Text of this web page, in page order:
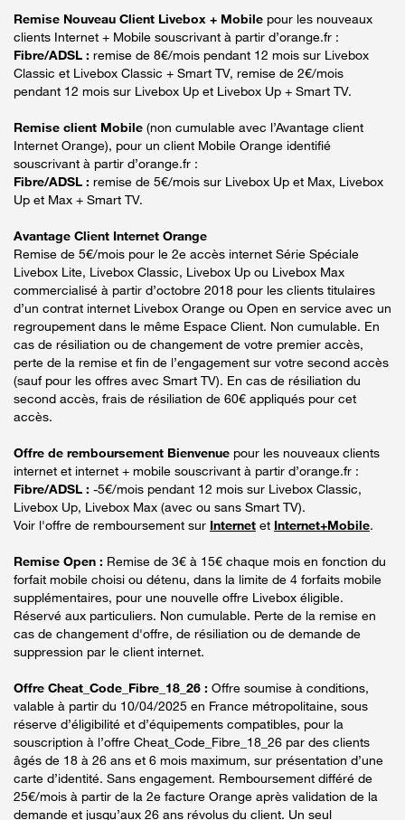
Remise Nouveau Client Livebox + Mobile pour les nouveaux
clients Internet + Mobile souscrivant à partir d’orange.fr :
Fibre/ADSL : remise de 8€/mois pendant 12 mois sur Livebox
Classic et Livebox Classic + Smart TV, remise de 2€/mois
pendant 12 mois sur Livebox Up et Livebox Up + Smart TV.
Remise client Mobile (non cumulable avec l’Avantage client
Internet Orange), pour un client Mobile Orange identifié
souscrivant à partir d’orange.fr :
Fibre/ADSL : remise de 5€/mois sur Livebox Up et Max, Livebox
Up et Max + Smart TV.
Avantage Client Internet Orange
Remise de 5€/mois pour le 2e accès internet Série Spéciale
Livebox Lite, Livebox Classic, Livebox Up ou Livebox Max
commercialisé à partir d’octobre 2018 pour les clients titulaires
d’un contrat internet Livebox Orange ou Open en service avec un
regroupement dans le même Espace Client. Non cumulable. En
cas de résiliation ou de changement de votre premier accès,
perte de la remise et fin de l’engagement sur votre second accès
(sauf pour les offres avec Smart TV). En cas de résiliation du
second accès, frais de résiliation de 60€ appliqués pour cet
accès.
Offre de remboursement Bienvenue pour les nouveaux clients
internet et internet + mobile souscrivant à partir d’orange.fr :
Fibre/ADSL : -5€/mois pendant 12 mois sur Livebox Classic,
Livebox Up, Livebox Max (avec ou sans Smart TV).
Voir l'offre de remboursement sur Internet et Internet+Mobile.
Remise Open : Remise de 3€ à 15€ chaque mois en fonction du
forfait mobile choisi ou détenu, dans la limite de 4 forfaits mobile
supplémentaires, pour une nouvelle offre Livebox éligible.
Réservé aux particuliers. Non cumulable. Perte de la remise en
cas de changement d'offre, de résiliation ou de demande de
suppression par le client internet.
Offre Cheat_Code_Fibre_18_26 : Offre soumise à conditions,
valable à partir du 10/04/2025 en France métropolitaine, sous
réserve d’éligibilité et d’équipements compatibles, pour la
souscription à l’offre Cheat_Code_Fibre_18_26 par des clients
âgés de 18 à 26 ans et 6 mois maximum, sur présentation d’une
carte d’identité. Sans engagement. Remboursement différé de
25€/mois à partir de la 2e facture Orange après validation de la
demande et jusqu’aux 26 ans révolus du client. Un seul